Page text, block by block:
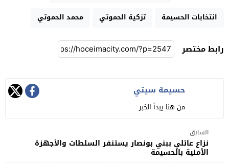
انتخابات الحسيمة
تزكية الحموتي محمد الحموتي
رابط مختصر
حسيمة سيتي
من هنا يبدأ الخبر
السابق
نزاع عائلي ببني بونصار يستنفر السلطات والأجهزة
الأمنية بالحسيمة